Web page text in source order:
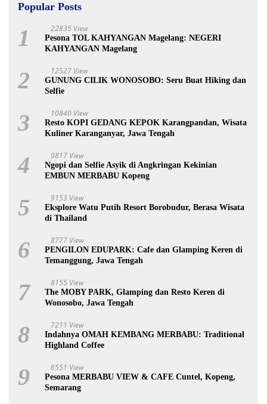
Popular Posts
1 22835 View
Pesona TOL KAHYANGAN Magelang: NEGERI
KAHYANGAN Magelang
2 12527 View
GUNUNG CILIK WONOSOBO: Seru Buat Hiking dan
Selfie
3 10840 View
Resto KOPI GEDANG KEPOK Karangpandan, Wisata
Kuliner Karanganyar, Jawa Tengah
4 9817 View
Ngopi dan Selfie Asyik di Angkringan Kekinian
EMBUN MERBABU Kopeng
5 9153 View
Eksplore Watu Putih Resort Borobudur, Berasa Wisata
di Thailand
6 8777 View
PENGILON EDUPARK: Cafe dan Glamping Keren di
Temanggung, Jawa Tengah
7 8155 View
The MOBY PARK, Glamping dan Resto Keren di
Wonosobo, Jawa Tengah
8 7211 View
Indahnya OMAH KEMBANG MERBABU: Traditional
Highland Coffee
9 6551 View
Pesona MERBABU VIEW & CAFE Cuntel, Kopeng,
Semarang